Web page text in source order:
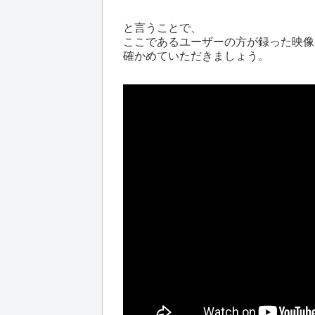
と言うことで、
ここであるユーザーの方が録った映像
確かめていただきましょう。